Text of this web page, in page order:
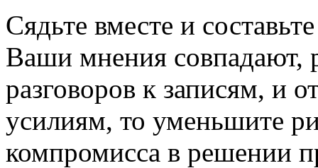
Сядьте вместе и
Ваши мнения совпадают,
разговоров к записям, и
усилиям, то уменьшите
компромисса в решении